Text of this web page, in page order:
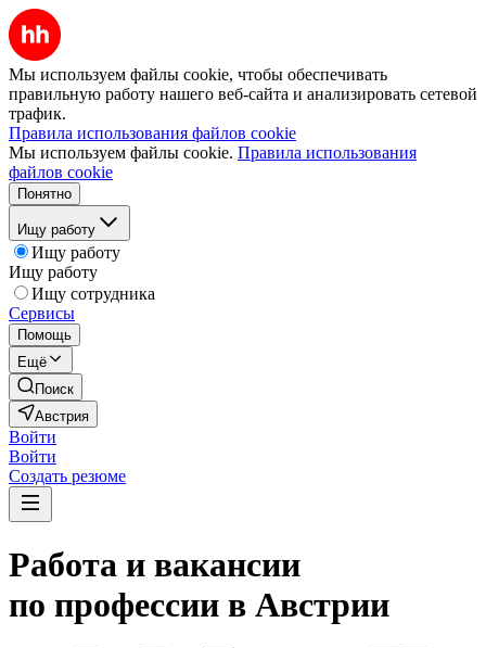
Мы используем файлы cookie, чтобы обеспечивать
правильную работу нашего веб-сайта и анализировать сетевой
трафик.
Правила использования файлов cookie
Мы используем файлы cookie. Правила использования
файлов cookie
Понятно
Ищу работу
Ищу работу
Ищу работу
Ищу сотрудника
Сервисы
Помощь
Ещё
Поиск
Австрия
Войти
Войти
Создать резюме
Работа и вакансии
по профессии в Австрии